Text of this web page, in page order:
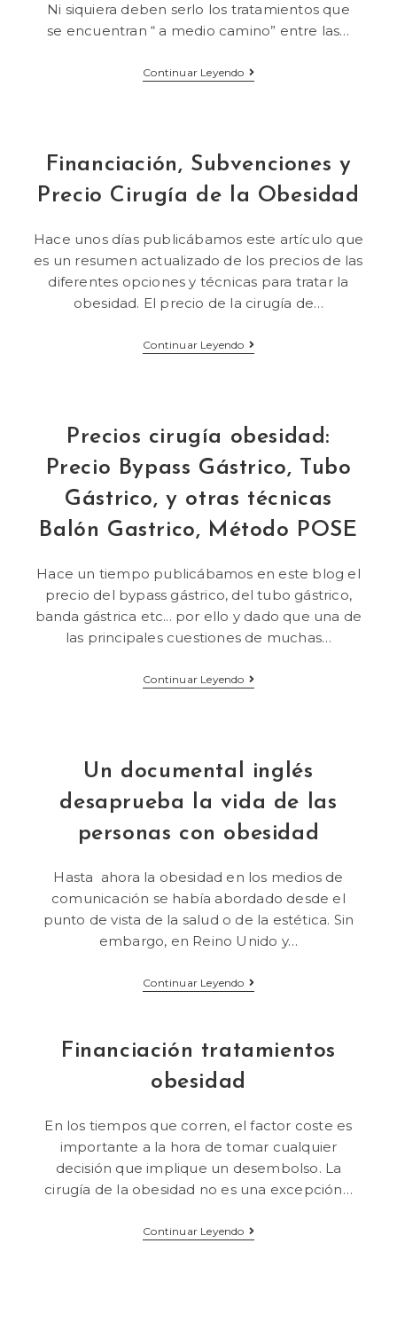
Ni siquiera deben serlo los tratamientos que
se encuentran “ a medio camino” entre las…
Continuar Leyendo
Financiación, Subvenciones y
Precio Cirugía de la Obesidad
Hace unos días publicábamos este artículo que
es un resumen actualizado de los precios de las
diferentes opciones y técnicas para tratar la
obesidad. El precio de la cirugía de…
Continuar Leyendo
Precios cirugía obesidad:
Precio Bypass Gástrico, Tubo
Gástrico, y otras técnicas
Balón Gastrico, Método POSE
Hace un tiempo publicábamos en este blog el
precio del bypass gástrico, del tubo gástrico,
banda gástrica etc... por ello y dado que una de
las principales cuestiones de muchas…
Continuar Leyendo
Un documental inglés
desaprueba la vida de las
personas con obesidad
Hasta ahora la obesidad en los medios de
comunicación se había abordado desde el
punto de vista de la salud o de la estética. Sin
embargo, en Reino Unido y…
Continuar Leyendo
Financiación tratamientos
obesidad
En los tiempos que corren, el factor coste es
importante a la hora de tomar cualquier
decisión que implique un desembolso. La
cirugía de la obesidad no es una excepción…
Continuar Leyendo